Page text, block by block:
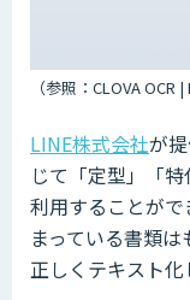
（参照：CLOVA OCR
LINE株式会社が
じて「定型」「
利用することがで
まっている書類
正しくテキスト化